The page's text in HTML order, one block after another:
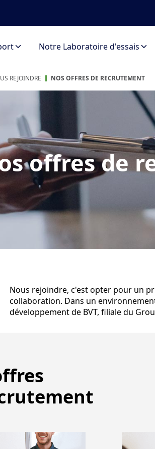
Notre Laboratoire d'essais
REJOINDRE NOS OFFRES DE RECRUTEMENT
offres de
Nous rejoindre, c'est opter pour un
collaboration. Dans un
développement de BVT, filiale du